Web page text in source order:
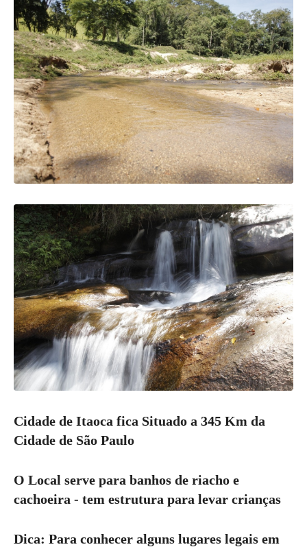
Cidade de Itaoca fica Situado a 345 Km da
Cidade de São Paulo
O Local serve para banhos de riacho e
cachoeira - tem estrutura para levar crianças
Dica: Para conhecer alguns lugares legais em